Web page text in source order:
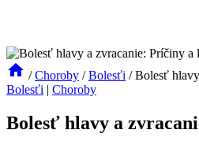
/ Choroby / Bolesťi / Bolesť
Bolesťi | Choroby
Bolesť hlavy a